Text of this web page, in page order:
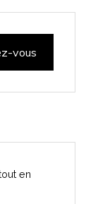
vous
en